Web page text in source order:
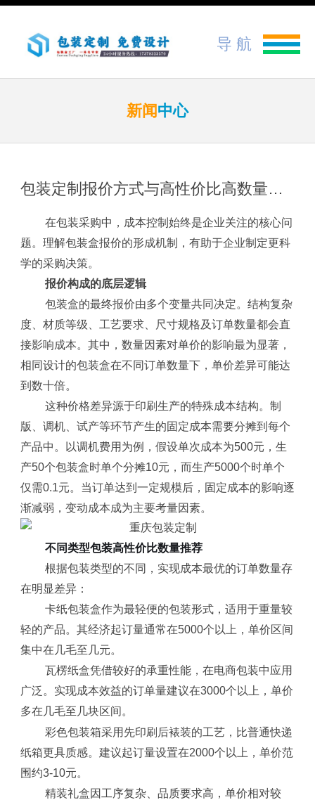
导 航
新闻中心
包装定制报价方式与高性价比高数量选择
在包装采购中，成本控制始终是企业关注的核心问
题。理解包装盒报价的形成机制，有助于企业制定更科
学的采购决策。
报价构成的底层逻辑
包装盒的最终报价由多个变量共同决定。结构复杂
度、材质等级、工艺要求、尺寸规格及订单数量都会直
接影响成本。其中，数量因素对单价的影响最为显著，
相同设计的包装盒在不同订单数量下，单价差异可能达
到数十倍。
这种价格差异源于印刷生产的特殊成本结构。制
版、调机、试产等环节产生的固定成本需要分摊到每个
产品中。以调机费用为例，假设单次成本为500元，生
产50个包装盒时单个分摊10元，而生产5000个时单个
仅需0.1元。当订单达到一定规模后，固定成本的影响逐
渐减弱，变动成本成为主要考量因素。
不同类型包装高性价比数量推荐
根据包装类型的不同，实现成本最优的订单数量存
在明显差异：
卡纸包装盒作为最轻便的包装形式，适用于重量较
轻的产品。其经济起订量通常在5000个以上，单价区间
集中在几毛至几元。
瓦楞纸盒凭借较好的承重性能，在电商包装中应用
广泛。实现成本效益的订单量建议在3000个以上，单价
多在几毛至几块区间。
彩色包装箱采用先印刷后裱装的工艺，比普通快递
纸箱更具质感。建议起订量设置在2000个以上，单价范
围约3-10元。
精装礼盒因工序复杂、品质要求高，单价相对较